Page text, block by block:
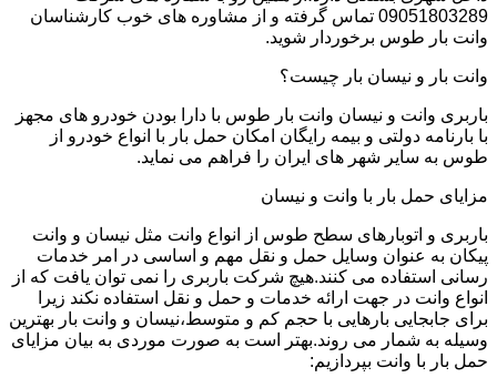
09051803289 تماس گرفته و از مشاوره های خوب کارشناسان
وانت بار طوس برخوردار شوید.
وانت بار و نیسان بار چیست؟
باربری وانت و نیسان وانت بار طوس با دارا بودن خودرو های مجهز
با بارنامه دولتی و بیمه رایگان امکان حمل بار با انواع خودرو از
طوس به سایر شهر های ایران را فراهم می نماید.
مزایای حمل بار با وانت و نیسان
باربری و اتوبارهای سطح طوس از انواع وانت مثل نیسان و وانت
پیکان به عنوان وسایل حمل و نقل مهم و اساسی در امر خدمات
رسانی استفاده می کنند.هیچ شرکت باربری را نمی توان یافت که از
انواع وانت در جهت ارائه خدمات و حمل و نقل استفاده نکند زیرا
برای جابجایی بارهایی با حجم کم و متوسط،نیسان و وانت بار بهترین
وسیله به شمار می روند.بهتر است به صورت موردی به بیان مزایای
حمل بار با وانت بپردازیم: